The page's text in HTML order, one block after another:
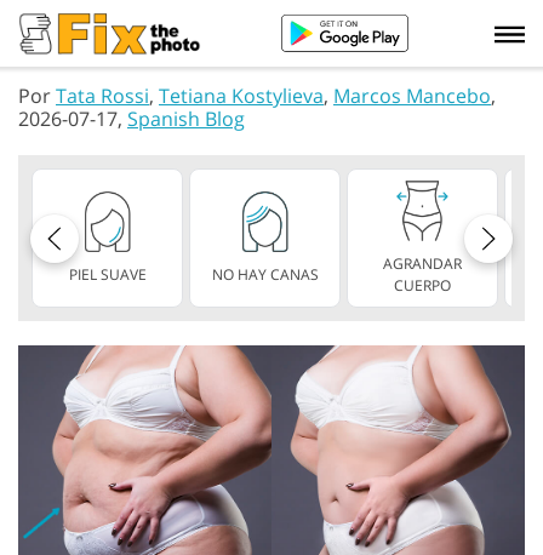
PorTata Rossi, Tetiana Kostylieva, Marcos Mancebo,
2026-07-17, Spanish Blog
PIEL SUAVE NO HAY CANAS
AGRANDAR
CUERPO